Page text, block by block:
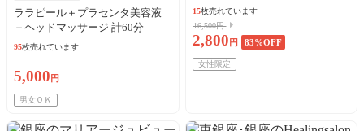
ララピール＋プラセンタ美容液
＋ヘッドマッサージ 計60分
95枚売れています
5,000 円
男女ＯＫ
15枚売れています
16,500円
2,800 円 83%OFF
女性限定